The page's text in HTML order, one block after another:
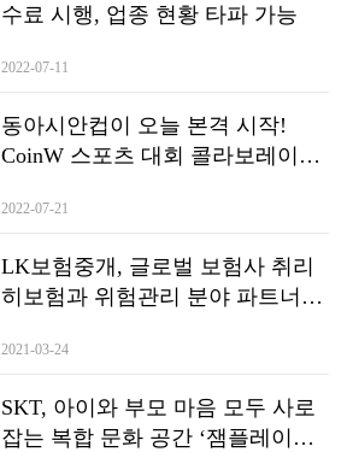
수료 시행, 업종 현황 타파 가능
2022-07-11
동아시안컵이 오늘 본격 시작!
CoinW 스포츠 대회 콜라보레이션
2022-07-21
LK보험중개, 글로벌 보험사 취리
히보험과 위험관리 분야 파트너십
2021-03-24
SKT, 아이와 부모 마음 모두 사로
잡는 복합 문화 공간 ‘잼플레이스